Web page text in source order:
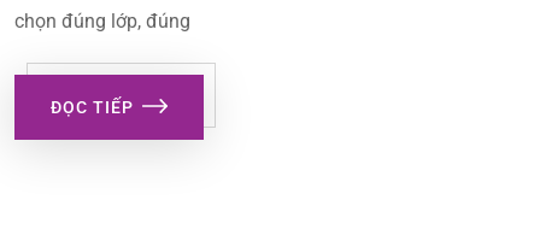
chọn đúng lớp, đúng
ĐỌC TIẾP